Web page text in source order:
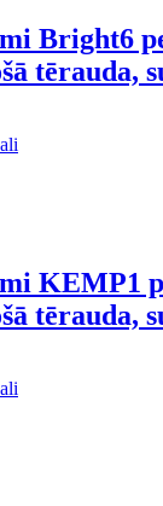
Bright6
tērauda,
KEMP1
tērauda,